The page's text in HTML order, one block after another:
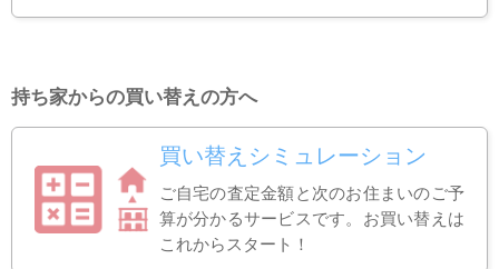
持ち家からの買い替えの方へ
買い替えシミュレーション
ご自宅の査定金額と次のお住まいのご予
算が分かるサービスです。お買い替えは
これからスタート！